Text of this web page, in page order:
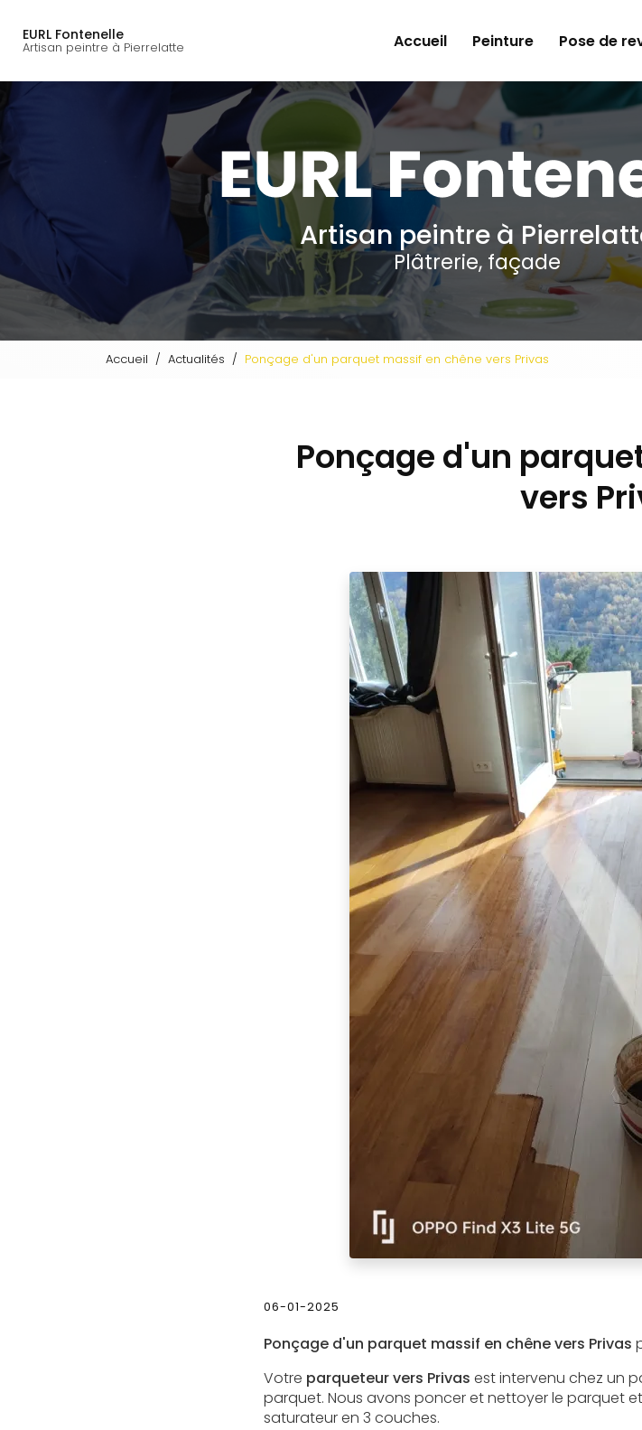
contenu
EURL Fontenelle
Artisan peintre à Pierrelatte
Accueil
Peinture Pose de
Artisan peintre à
Plâtrerie, façade
Accueil Actualités Ponçage d'un parquet massif en chêne vers Privas
Ponçage d'un
vers
06-01-2025
Ponçage d'un parquet massif en chêne vers Privas
Votre parqueteur vers Privas est intervenu chez un
parquet. Nous avons poncer et nettoyer le parquet
saturateur en 3 couches.